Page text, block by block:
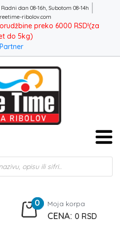
Radni dan 08-16h, Subotom 08-14h
ribolov.com
preko 6000 RSD!(za
do 5kg)
Partner
0 Moja korpa
0 RSD